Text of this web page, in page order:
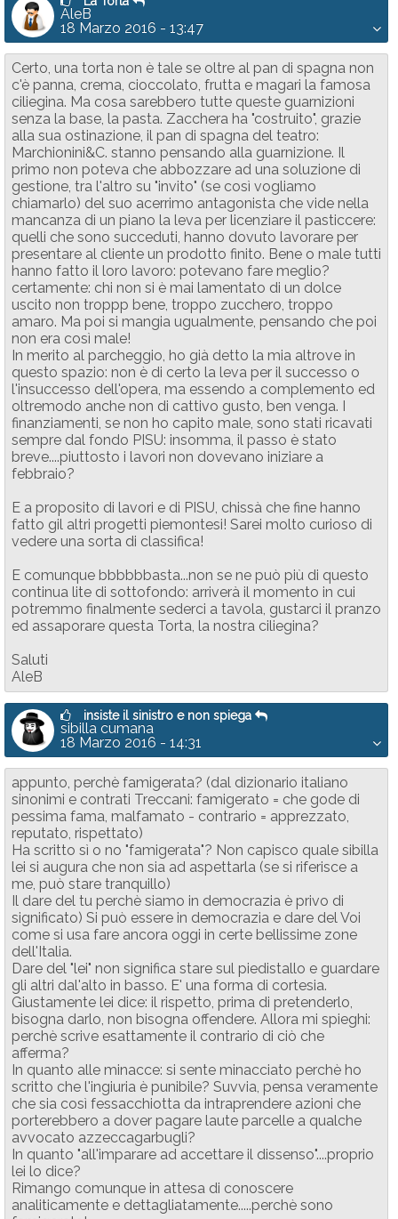
AleB
18 Marzo 2016 - 13:47
Certo, una torta non è tale se oltre al pan di spagna non
c'è panna, crema, cioccolato, frutta e magari la famosa
ciliegina. Ma cosa sarebbero tutte queste guarnizioni
senza la base, la pasta. Zacchera ha "costruito", grazie
alla sua ostinazione, il pan di spagna del teatro:
Marchionini&C. stanno pensando alla guarnizione. Il
primo non poteva che abbozzare ad una soluzione di
gestione, tra l'altro su "invito" (se così vogliamo
chiamarlo) del suo acerrimo antagonista che vide nella
mancanza di un piano la leva per licenziare il pasticcere:
quelli che sono succeduti, hanno dovuto lavorare per
presentare al cliente un prodotto finito. Bene o male tutti
hanno fatto il loro lavoro: potevano fare meglio?
certamente: chi non si è mai lamentato di un dolce
uscito non troppp bene, troppo zucchero, troppo
amaro. Ma poi si mangia ugualmente, pensando che poi
non era così male!
In merito al parcheggio, ho già detto la mia altrove in
questo spazio: non è di certo la leva per il successo o
l'insuccesso dell'opera, ma essendo a complemento ed
oltremodo anche non di cattivo gusto, ben venga. I
finanziamenti, se non ho capito male, sono stati ricavati
sempre dal fondo PISU: insomma, il passo è stato
breve....piuttosto i lavori non dovevano iniziare a
febbraio?
E a proposito di lavori e di PISU, chissà che fine hanno
fatto gil altri progetti piemontesi! Sarei molto curioso di
vedere una sorta di classifica!
E comunque bbbbbbasta...non se ne può più di questo
continua lite di sottofondo: arriverà il momento in cui
potremmo finalmente sederci a tavola, gustarci il pranzo
ed assaporare questa Torta, la nostra ciliegina?
Saluti
AleB
insiste il sinistro e non spiega
sibilla cumana
18 Marzo 2016 - 14:31
appunto, perchè famigerata? (dal dizionario italiano
sinonimi e contrati Treccani: famigerato = che gode di
pessima fama, malfamato - contrario = apprezzato,
reputato, rispettato)
Ha scritto sì o no "famigerata"? Non capisco quale sibilla
lei si augura che non sia ad aspettarla (se si riferisce a
me, può stare tranquillo)
Il dare del tu perchè siamo in democrazia è privo di
significato) Si può essere in democrazia e dare del Voi
come si usa fare ancora oggi in certe bellissime zone
dell'Italia.
Dare del "lei" non significa stare sul piedistallo e guardare
gli altri dal'alto in basso. E' una forma di cortesia.
Giustamente lei dice: il rispetto, prima di pretenderlo,
bisogna darlo, non bisogna offendere. Allora mi spieghi:
perchè scrive esattamente il contrario di ciò che
afferma?
In quanto alle minacce: si sente minacciato perchè ho
scritto che l'ingiuria è punibile? Suvvia, pensa veramente
che sia così fessacchiotta da intraprendere azioni che
porterebbero a dover pagare laute parcelle a qualche
avvocato azzeccagarbugli?
In quanto "all'imparare ad accettare il dissenso"....proprio
lei lo dice?
Rimango comunque in attesa di conoscere
analiticamente e dettagliatamente.....perchè sono